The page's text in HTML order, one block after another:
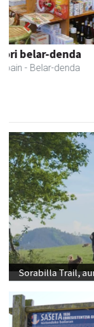
Amabi haur eta
Andoain - Arropa-
Previous
Sorabilla Trail,